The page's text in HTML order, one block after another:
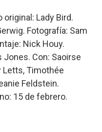
Lady Bird.
Fotografía: Sam
Nick Houy.
Con: Saoirse
Letts, Timothée
Feldstein.
15 de febrero.